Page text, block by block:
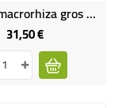
Alocasia macrorhiza gros sujet
31,50 €Prix